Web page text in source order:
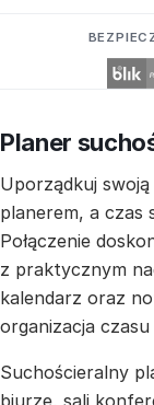
Planer
Uporządkuj
planerem, a czas
Połączenie
z praktycznym
kalendarz oraz
organizacja
Suchościeralny
biurze, sali